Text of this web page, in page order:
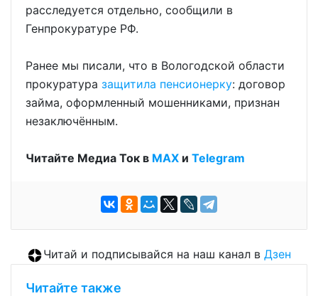
расследуется отдельно, сообщили в
Генпрокуратуре РФ.
Ранее мы писали, что в Вологодской области
прокуратура защитила пенсионерку: договор
займа, оформленный мошенниками, признан
незаключённым.
Читайте Медиа Ток в МАХ и Telegram
Читай и подписывайся на наш канал в Дзен
Читайте также